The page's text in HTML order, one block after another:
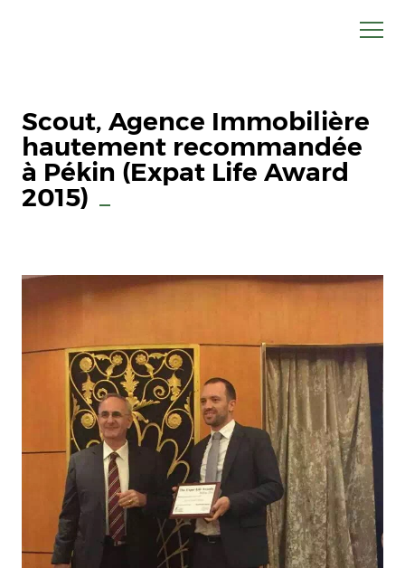
Scout, Agence Immobilière
hautement recommandée
à Pékin (Expat Life Award
2015)